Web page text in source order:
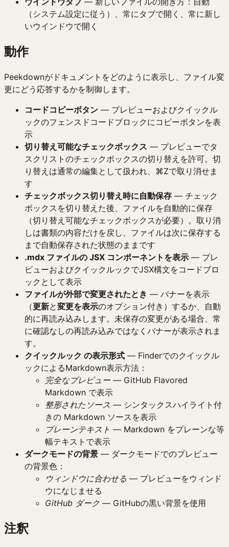
（システム設定に従う）、常にタブで開く、常に新し
いウインドウで開く
動作
Peekdownがドキュメントをどのように表示し、ファイル変
更にどう応答するかを制御します。
コードコピーボタン — プレビューおよびクイックル
ックのフェンスドコードブロックにコピーボタンを表
示
切り替え可能なチェックボックス — プレビューでタ
スクリストのチェックボックスの切り替えを許可。切
り替えは通常の編集として扱われ、⌘Zで取り消せま
す
チェックボックス切り替え時に自動保存 — チェック
ボックスを切り替えた後、ファイルを自動的に保存
（切り替え可能なチェックボックスが必要）。取り消
しは書類の内容だけを戻し、ファイルは次に保存する
まで自動保存された状態のままです
.mdx ファイルの JSX コンポーネントを表示 — プレ
ビューおよびクイックルックでJSX構文をコードブロ
ックとして表示
ファイルが外部で変更されたとき — バナーを表示
（更新と変更を表示のオプション付き）するか、自動
的に再読み込みします。未保存の変更がある場合、常
に確認なしの再読み込みではなくバナーが表示されま
す。
クイックルック の表示形式 — Finderでのクイックル
ックによるMarkdown表示方法：
完全なプレビュー— GitHub Flavored
Markdown で表示
整形されたソース — シンタックスハイライト付
きの Markdown ソースを表示
プレーンテキスト — Markdown をプレーンな等
幅テキストで表示
ダークモードの背景 — ダークモードでのプレビュー
の背景色：
ウィンドウに合わせる — プレビューをウィンド
ウになじませる
GitHub ダーク — GitHubの黒い背景を使用
注釈